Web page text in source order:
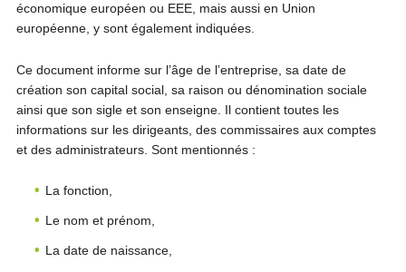
économique européen ou EEE, mais aussi en Union
européenne, y sont également indiquées.
Ce document informe sur l’âge de l’entreprise, sa date de
création son capital social, sa raison ou dénomination sociale
ainsi que son sigle et son enseigne. Il contient toutes les
informations sur les dirigeants, des commissaires aux comptes
et des administrateurs. Sont mentionnés :
La fonction,
Le nom et prénom,
La date de naissance,